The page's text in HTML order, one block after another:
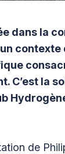
dans la
contexte
C’est la
de